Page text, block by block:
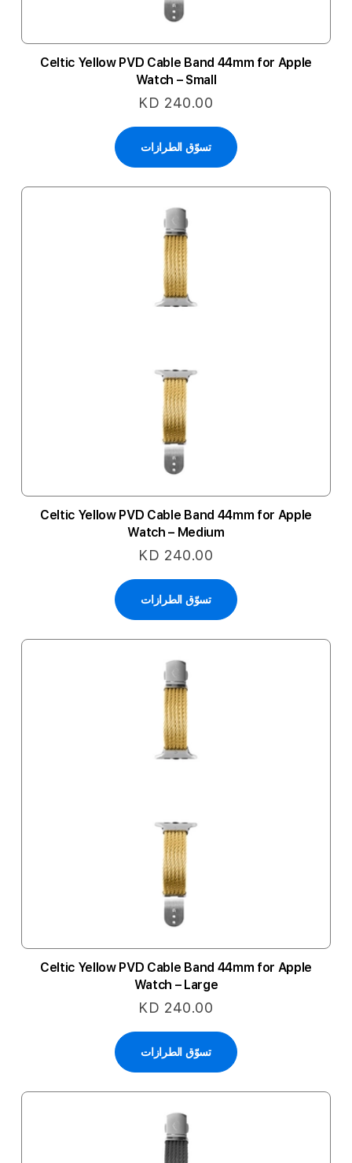
Celtic Yellow PVD Cable Band 44mm for Apple
Watch – Small
KD 240.00
تسوّق الطرازات
Celtic Yellow PVD Cable Band 44mm for Apple
Watch – Medium
KD 240.00
تسوّق الطرازات
Celtic Yellow PVD Cable Band 44mm for Apple
Watch – Large
KD 240.00
تسوّق الطرازات